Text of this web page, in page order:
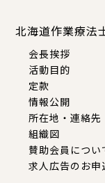
北海道作業療法
会長挨拶
活動目的
定款
情報公開
所在地・連絡先
組織図
賛助会員につい
求人広告のお申